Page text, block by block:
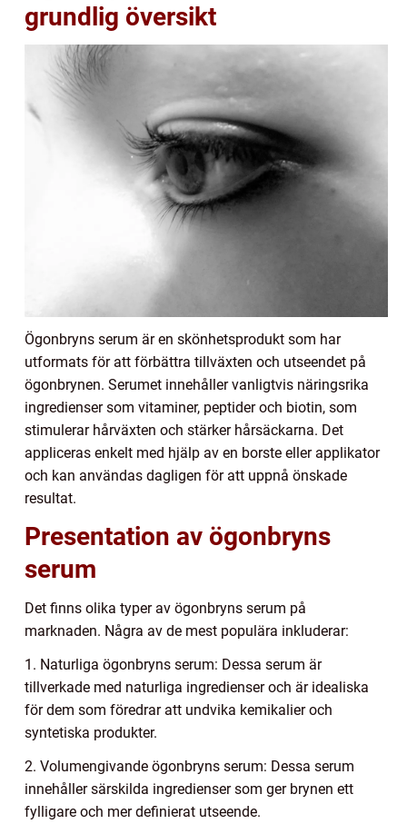
grundlig översikt
Ögonbryns serum är en skönhetsprodukt som har
utformats för att förbättra tillväxten och utseendet på
ögonbrynen. Serumet innehåller vanligtvis näringsrika
ingredienser som vitaminer, peptider och biotin, som
stimulerar hårväxten och stärker hårsäckarna. Det
appliceras enkelt med hjälp av en borste eller applikator
och kan användas dagligen för att uppnå önskade
resultat.
Presentation av ögonbryns
serum
Det finns olika typer av ögonbryns serum på
marknaden. Några av de mest populära inkluderar:
1. Naturliga ögonbryns serum: Dessa serum är
tillverkade med naturliga ingredienser och är idealiska
för dem som föredrar att undvika kemikalier och
syntetiska produkter.
2. Volumengivande ögonbryns serum: Dessa serum
innehåller särskilda ingredienser som ger brynen ett
fylligare och mer definierat utseende.